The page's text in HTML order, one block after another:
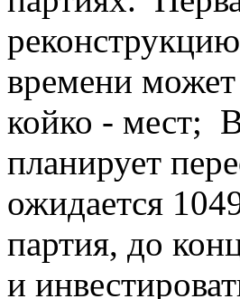
времени
койко - мест;
планирует
ожидается
партия, до
и